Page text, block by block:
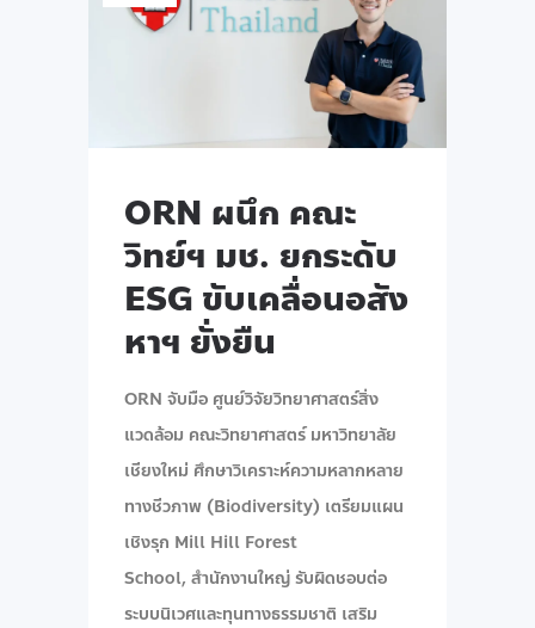
ORN ผนึก คณะ
วิทย์ฯ มช. ยกระดับ
ESG ขับเคลื่อนอสัง
หาฯ ยั่งยืน
ORN จับมือ ศูนย์วิจัยวิทยาศาสตร์สิ่ง
แวดล้อม คณะวิทยาศาสตร์ มหาวิทยาลัย
เชียงใหม่ ศึกษาวิเคราะห์ความหลากหลาย
ทางชีวภาพ (Biodiversity) เตรียมแผน
เชิงรุก Mill Hill Forest
School, สำนักงานใหญ่ รับผิดชอบต่อ
ระบบนิเวศและทุนทางธรรมชาติ เสริม